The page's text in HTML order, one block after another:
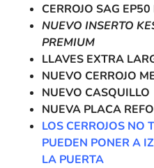
CERROJO SAG
NUEVO INSERTO
PREMIUM
LLAVES EXTRA
NUEVO CERROJO
NUEVO CASQUILLO
NUEVA PLACA
LOS CERROJOS NO
PUEDEN PONER A
LA PUERTA